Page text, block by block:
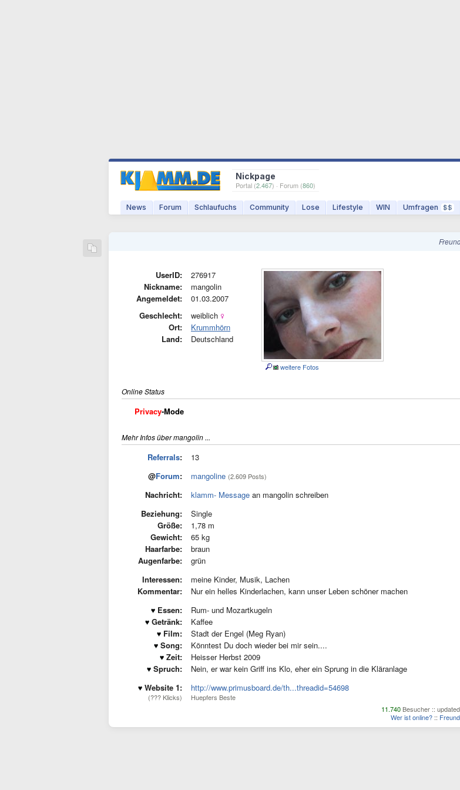
Nickpage
Portal (2.467) · Forum (860)
News Forum Schlaufuchs Community Lose Lifestyle WIN Umfragen $$
UserID:
276917
Nickname:
mangolin
Angemeldet:
01.03.2007
Geschlecht:
weiblich
Ort:
Krummhörn
Land:
Deutschland
weitere Fotos
Online Status
Privacy-Mode
Mehr Infos über mangolin ...
Referrals:
13
@Forum: mangoline (2.609 Posts)
Nachricht: klamm- Message an mangolin schreiben
Beziehung:
Single
Größe:
1,78 m
Gewicht:
65 kg
Haarfarbe:
braun
Augenfarbe:
grün
Interessen:
meine Kinder, Musik, Lachen
Kommentar:
Nur ein helles Kinderlachen, kann unser Leben schöner machen
Essen:
Rum- und Mozartkugeln
Getränk:
Kaffee
Film:
Stadt der Engel (Meg Ryan)
Song:
Könntest Du doch wieder bei mir sein....
Zeit:
Heisser Herbst 2009
Spruch:
Nein, er war kein Griff ins Klo, eher ein Sprung in die Kläranlage
Website 1:
(??? Klicks)
http://www.primusboard.de/th...threadid=54698
Huepfers Beste
11.740 Besucher ::
Wer ist online? ::